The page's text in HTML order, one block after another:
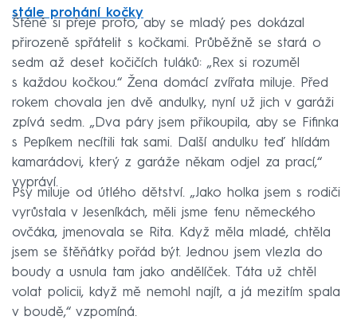
stále prohání kočky
Štěně si přeje proto, aby se mladý pes dokázal
přirozeně spřátelit s kočkami. Průběžně se stará o
sedm až deset kočičích tuláků: „Rex si rozuměl
s každou kočkou.“ Žena domácí zvířata miluje. Před
rokem chovala jen dvě andulky, nyní už jich v garáži
zpívá sedm. „Dva páry jsem přikoupila, aby se Fifinka
s Pepíkem necítili tak sami. Další andulku teď hlídám
kamarádovi, který z garáže někam odjel za prací,“
vypráví.
Psy miluje od útlého dětství. „Jako holka jsem s rodiči
vyrůstala v Jeseníkách, měli jsme fenu německého
ovčáka, jmenovala se Rita. Když měla mladé, chtěla
jsem se štěňátky pořád být. Jednou jsem vlezla do
boudy a usnula tam jako andělíček. Táta už chtěl
volat policii, když mě nemohl najít, a já mezitím spala
v boudě,“ vzpomíná.